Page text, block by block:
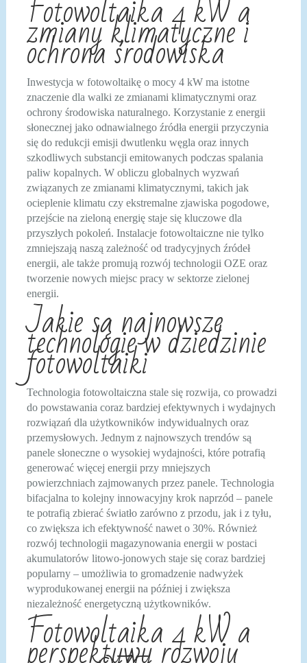
Fotowoltaika 4 kW a
zmiany klimatyczne i
ochrona środowiska
Inwestycja w fotowoltaikę o mocy 4 kW ma istotne
znaczenie dla walki ze zmianami klimatycznymi oraz
ochrony środowiska naturalnego. Korzystanie z energii
słonecznej jako odnawialnego źródła energii przyczynia
się do redukcji emisji dwutlenku węgla oraz innych
szkodliwych substancji emitowanych podczas spalania
paliw kopalnych. W obliczu globalnych wyzwań
związanych ze zmianami klimatycznymi, takich jak
ocieplenie klimatu czy ekstremalne zjawiska pogodowe,
przejście na zieloną energię staje się kluczowe dla
przyszłych pokoleń. Instalacje fotowoltaiczne nie tylko
zmniejszają naszą zależność od tradycyjnych źródeł
energii, ale także promują rozwój technologii OZE oraz
tworzenie nowych miejsc pracy w sektorze zielonej
energii.
Jakie są najnowsze
technologie w dziedzinie
fotowoltaiki
Technologia fotowoltaiczna stale się rozwija, co prowadzi
do powstawania coraz bardziej efektywnych i wydajnych
rozwiązań dla użytkowników indywidualnych oraz
przemysłowych. Jednym z najnowszych trendów są
panele słoneczne o wysokiej wydajności, które potrafią
generować więcej energii przy mniejszych
powierzchniach zajmowanych przez panele. Technologia
bifacjalna to kolejny innowacyjny krok naprzód – panele
te potrafią zbierać światło zarówno z przodu, jak i z tyłu,
co zwiększa ich efektywność nawet o 30%. Również
rozwój technologii magazynowania energii w postaci
akumulatorów litowo-jonowych staje się coraz bardziej
popularny – umożliwia to gromadzenie nadwyżek
wyprodukowanej energii na później i zwiększa
niezależność energetyczną użytkowników.
Fotowoltaika 4 kW a